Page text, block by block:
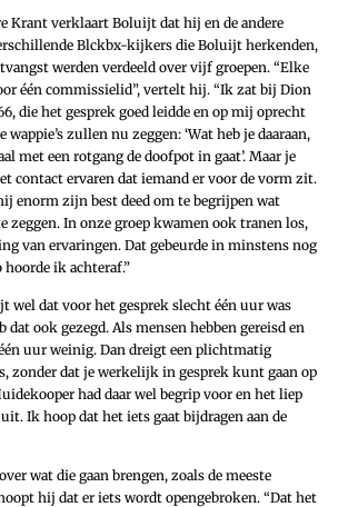
Krant verklaart Boluijt dat hij en de andere
­Blckbx-kijkers die Boluijt herkenden,
werden verdeeld over vijf groepen. “Elke
één commissielid”, vertelt hij. “Ik zat bij Dion
die het gesprek goed leidde en op mij oprecht
zullen nu zeggen: ‘Wat heb je daaraan,
met een rotgang de doofpot in gaat’. Maar je
contact ervaren dat iemand er voor de vorm zit.
enorm zijn best deed om te begrijpen wat
zeggen. In onze groep kwamen ook tranen los,
van ervaringen. Dat gebeurde in minstens nog
hoorde ik achteraf.”
wel dat voor het gesprek slecht één uur was
dat ook gezegd. Als mensen hebben gereisd en
uur weinig. Dan dreigt een plichtmatig
zonder dat je werkelijk in gesprek kunt gaan op
had daar wel begrip voor en het liep
Ik hoop dat het iets gaat bijdragen aan de
wat die gaan brengen, zoals de meeste
hij dat er iets wordt opengebroken. “Dat het